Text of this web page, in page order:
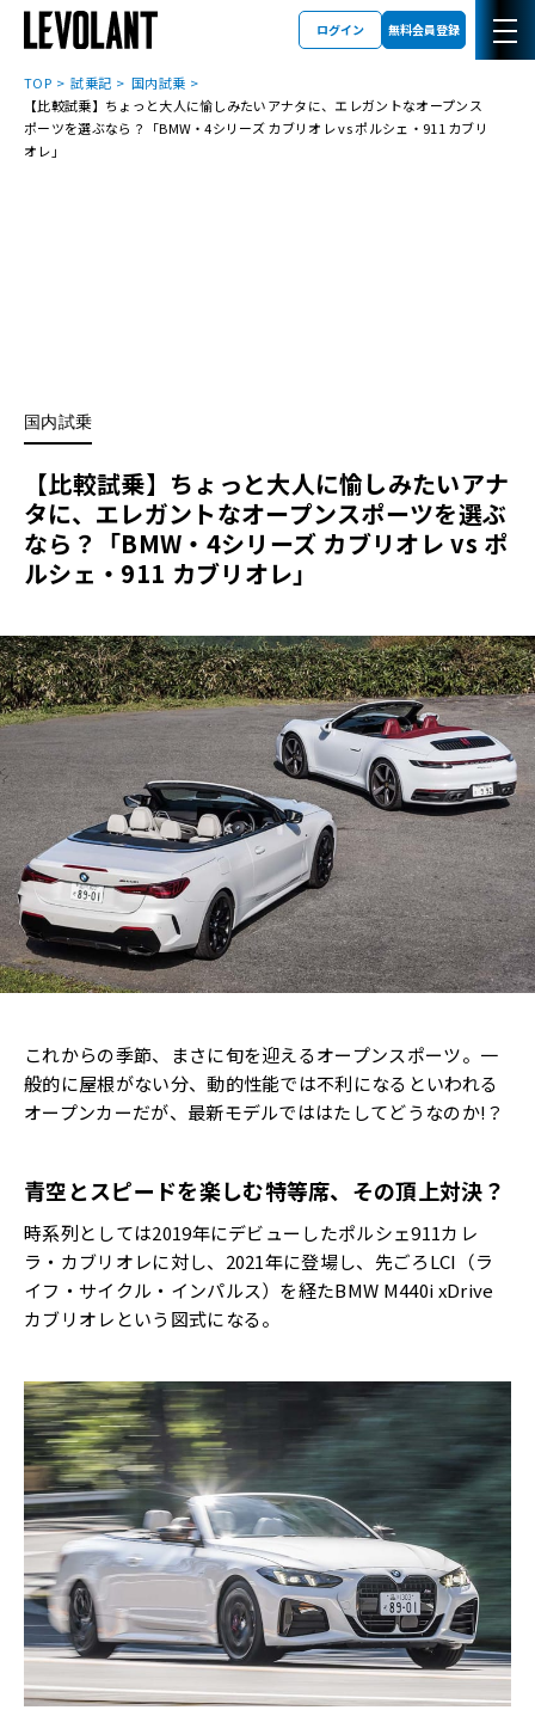
ログイン 無料会員登録
TOP 試乗記
国内試乗
【比較試乗】ちょっと大人に愉しみたいアナタに、エレガントなオープンス
ポーツを選ぶなら？「BMW・4シリーズ カブリオレ vs ポルシェ・911 カブリ
オレ」
国内試乗
【比較試乗】ちょっと大人に愉しみたいアナ
タに、エレガントなオープンスポーツを選ぶ
なら？「BMW・4シリーズ カブリオレ vs ポ
ルシェ・911 カブリオレ」
これからの季節、まさに旬を迎えるオープンスポーツ。一
般的に屋根がない分、動的性能では不利になるといわれる
オープンカーだが、最新モデルでははたしてどうなのか!？
青空とスピードを楽しむ特等席、その頂上対決？
時系列としては2019年にデビューしたポルシェ911カレ
ラ・カブリオレに対し、2021年に登場し、先ごろLCI（ラ
イフ・サイクル・インパルス）を経たBMW M440i xDrive
カブリオレという図式になる。